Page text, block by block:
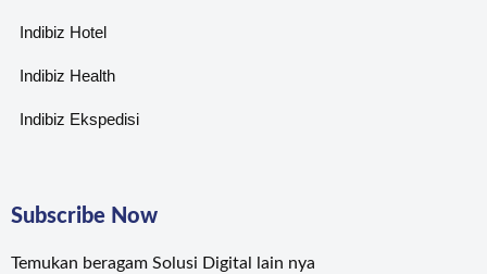
Indibiz Hotel
Indibiz Health
Indibiz Ekspedisi
Subscribe Now
Temukan beragam Solusi Digital lain nya